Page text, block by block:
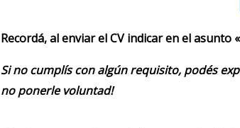
Recordá, al enviar el CV indicar en el
Si no cumplís con algún requisito, podés
no ponerle voluntad!